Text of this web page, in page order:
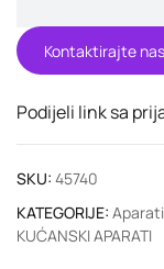
Kontaktirajte
Podijeli link sa
SKU: 45740
KATEGORIJE:
KUĆANSKI APARATI